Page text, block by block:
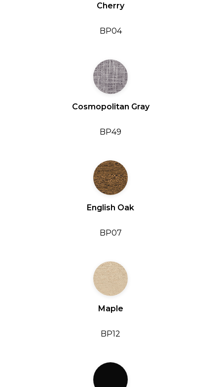
Cherry
BP04
Cosmopolitan Gray
BP49
English Oak
BP07
Maple
BP12